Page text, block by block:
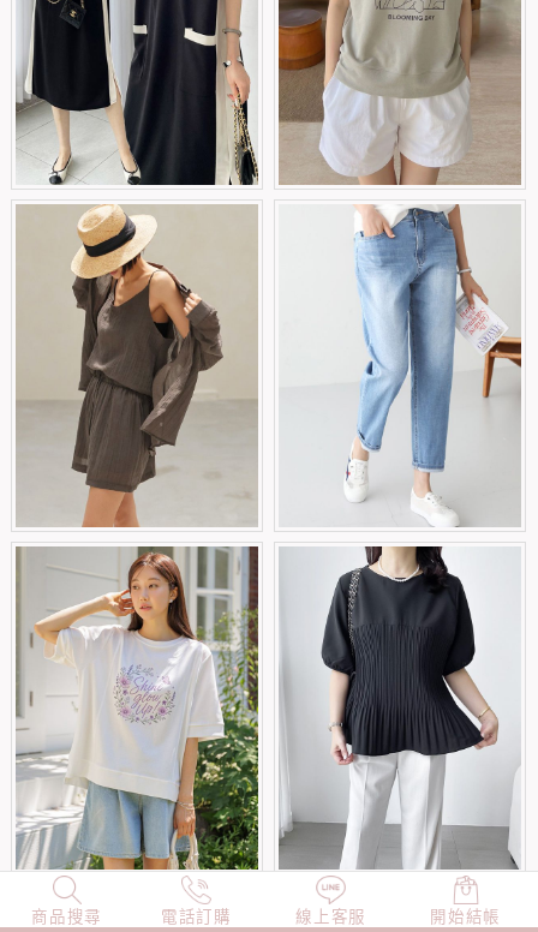
商品搜尋 電話訂購 線上客服 開始結帳
NEW 店長精選 TOP100 小編穿搭